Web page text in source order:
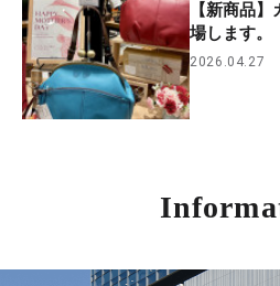
【新商品
場します。
2026.04.27